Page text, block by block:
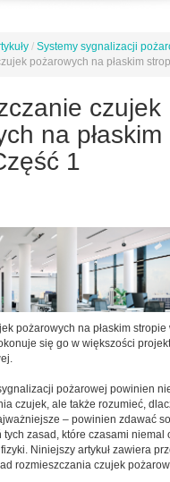
/ Systemy sygnalizacji
pożarowych na płaskim
czujek
na płaskim
1
pożarowych na płaskim stropie
się go w większości
pożarowej powinien
czujek, ale także rozumieć,
– powinien zdawać
zasad, które czasami niemal
Niniejszy artykuł zawiera
rozmieszczania czujek